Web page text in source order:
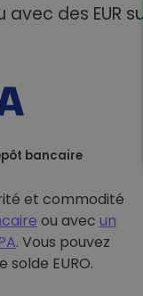
avec des EUR
bancaire
et commodité
ou avec un
. Vous pouvez
EURO.